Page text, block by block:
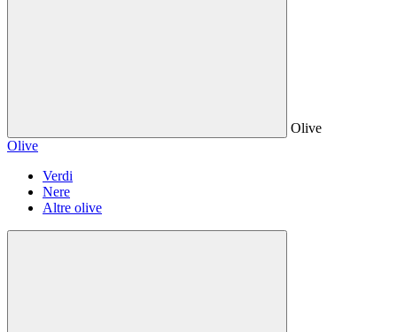
Olive
Olive
Verdi
Nere
Altre olive